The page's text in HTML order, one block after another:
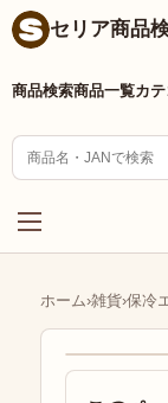
セリア商品
商品検索商品一覧カ
ホーム›雑貨›保冷